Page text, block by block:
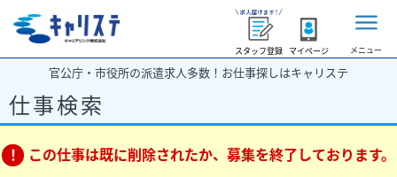
スタッフ登録 マイページ メニュー
官公庁・市役所の派遣求人多数！お仕事探しはキャリステ
仕事検索
この仕事は既に削除されたか、募集を終了しております。